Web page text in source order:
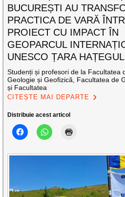
BUCUREȘTI AU
PRACTICA DE VARĂ
PROIECT CU IMPACT ÎN
GEOPARCUL
UNESCO ȚARA
Studenți și profesori de la Facultatea
Geologie și Geofizică, Facultatea de
și Facultatea
CITEȘTE MAI DEPARTE
Distribuie acest articol